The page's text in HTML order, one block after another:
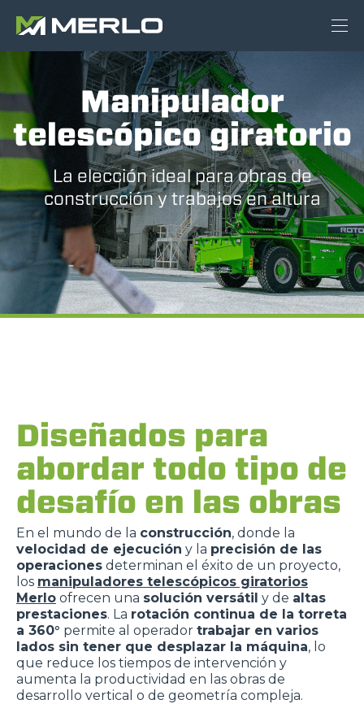
Manipulador
telescópico giratorio
La elección ideal para obras de
construcción y trabajos en altura
Diseñados para
abordar todo tipo de
desafío en las obras
En el mundo de la construcción, donde la
velocidad de ejecución y la precisión de las
operaciones determinan el éxito de un proyecto,
los manipuladores telescópicos giratorios
Merlo ofrecen una solución versátil y de altas
prestaciones. La rotación continua de la torreta
a 360° permite al operador trabajar en varios
lados sin tener que desplazar la máquina, lo
que reduce los tiempos de intervención y
aumenta la productividad en las obras de
desarrollo vertical o de geometría compleja.